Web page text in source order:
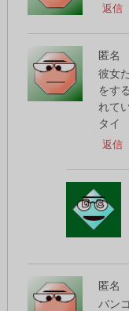
返信
匿名
彼女
をす
れて
タイ
返信
匿名
バン